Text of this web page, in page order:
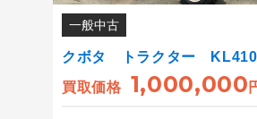
一般中古
クボタ トラクター
買取価格
1,000,000